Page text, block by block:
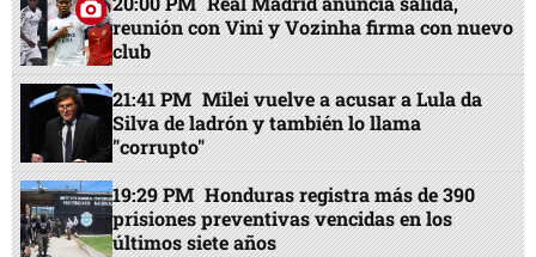
reunión con Vini y Vozinha firma con nuevo
club
21:41 PM Milei vuelve a acusar a Lula da
Silva de ladrón y también lo llama
"corrupto"
19:29 PM Honduras registra más de 390
prisiones preventivas vencidas en los
últimos siete años